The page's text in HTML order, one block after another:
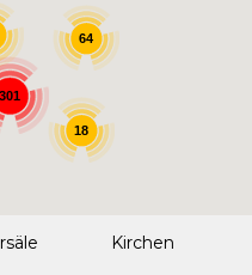
301
64
18
Kirchen